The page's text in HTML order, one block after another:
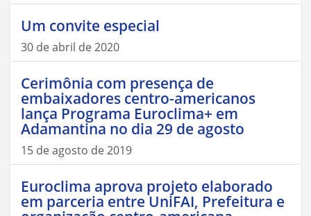
Um convite especial
30 de abril de 2020
Cerimônia com presença de
embaixadores centro-americanos
lança Programa Euroclima+ em
Adamantina no dia 29 de agosto
15 de agosto de 2019
Euroclima aprova projeto elaborado
em parceria entre UniFAI, Prefeitura e